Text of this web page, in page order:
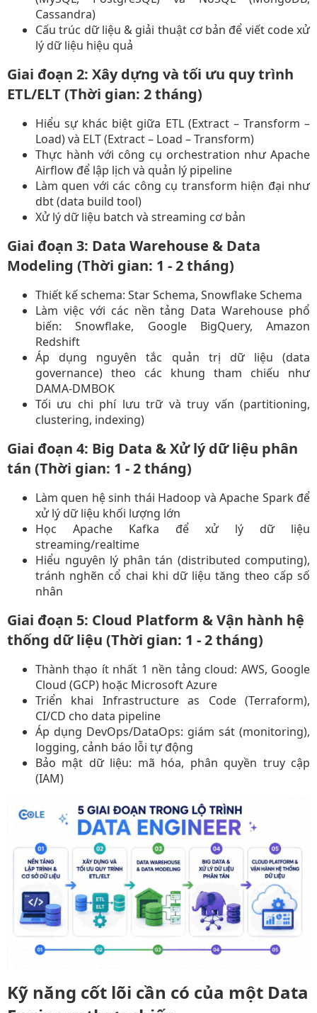
Cassandra)​
Cấu trúc dữ liệu & giải thuật cơ bản để viết code xử
lý dữ liệu hiệu quả​
Giai đoạn 2: Xây dựng và tối ưu quy trình
ETL/ELT (Thời gian: 2 tháng)
Hiểu sự khác biệt giữa ETL (Extract – Transform –
Load) và ELT (Extract – Load – Transform)​
Thực hành với công cụ orchestration như Apache
Airflow để lập lịch và quản lý pipeline​
Làm quen với các công cụ transform hiện đại như
dbt (data build tool)​
Xử lý dữ liệu batch và streaming cơ bản​
Giai đoạn 3: Data Warehouse & Data
Modeling (Thời gian: 1 - 2 tháng)
Thiết kế schema: Star Schema, Snowflake Schema​
Làm việc với các nền tảng Data Warehouse phổ
biến: Snowflake, Google BigQuery, Amazon
Redshift​
Áp dụng nguyên tắc quản trị dữ liệu (data
governance) theo các khung tham chiếu như
DAMA-DMBOK​
Tối ưu chi phí lưu trữ và truy vấn (partitioning,
clustering, indexing)​
Giai đoạn 4: Big Data & Xử lý dữ liệu phân
tán (Thời gian: 1 - 2 tháng)
Làm quen hệ sinh thái Hadoop và Apache Spark để
xử lý dữ liệu khối lượng lớn​
Học Apache Kafka để xử lý dữ liệu
streaming/realtime​
Hiểu nguyên lý phân tán (distributed computing),
tránh nghẽn cổ chai khi dữ liệu tăng theo cấp số
nhân​
Giai đoạn 5: Cloud Platform & Vận hành hệ
thống dữ liệu (Thời gian: 1 - 2 tháng)
Thành thạo ít nhất 1 nền tảng cloud: AWS, Google
Cloud (GCP) hoặc Microsoft Azure​
Triển khai Infrastructure as Code (Terraform),
CI/CD cho data pipeline​
Áp dụng DevOps/DataOps: giám sát (monitoring),
logging, cảnh báo lỗi tự động​
Bảo mật dữ liệu: mã hóa, phân quyền truy cập
(IAM)​
Kỹ năng cốt lõi cần có của một Data